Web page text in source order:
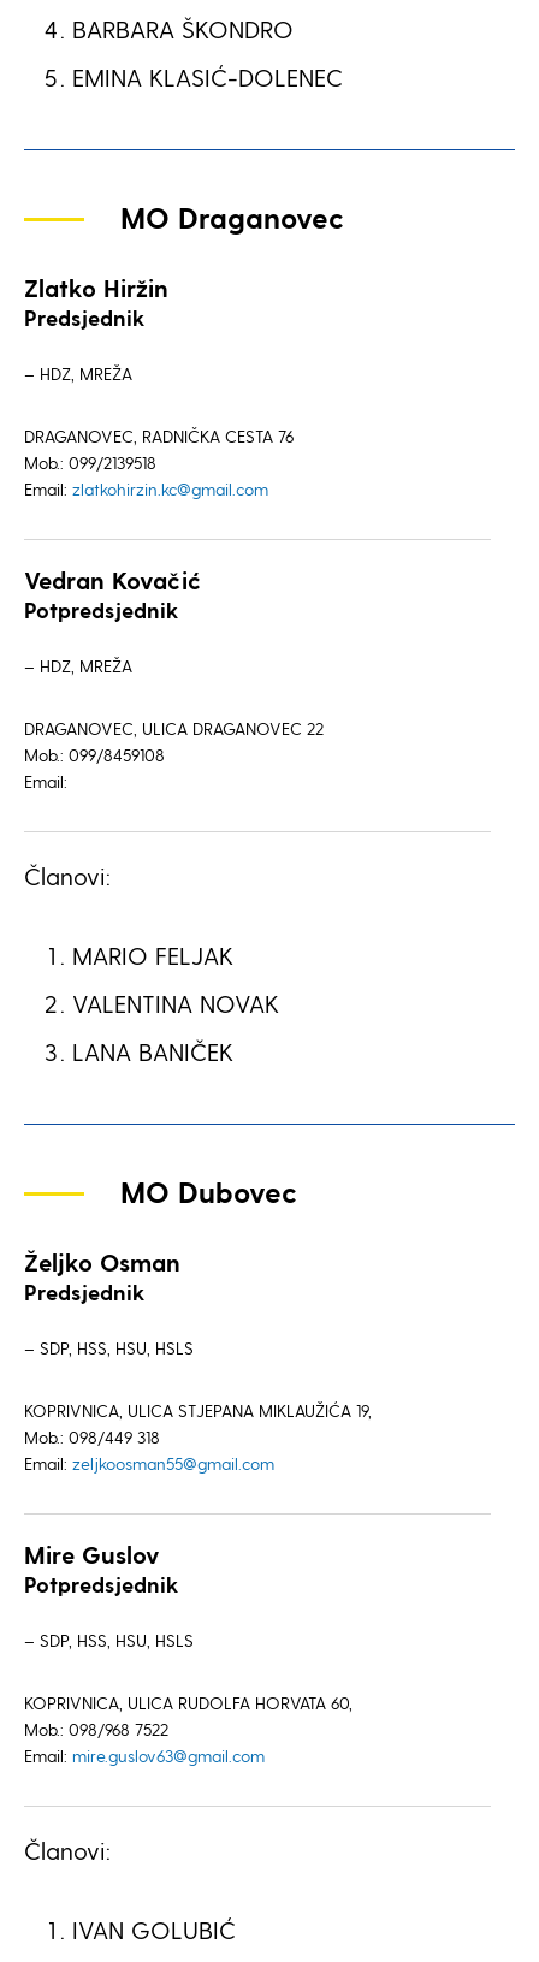
BARBARA ŠKONDRO
EMINA KLASIĆ-DOLENEC
MO Draganovec
Zlatko Hiržin
Predsjednik
– HDZ, MREŽA
DRAGANOVEC, RADNIČKA CESTA 76
Mob.: 099/2139518
Email: zlatkohirzin.kc@gmail.com
Vedran Kovačić
Potpredsjednik
– HDZ, MREŽA
DRAGANOVEC, ULICA DRAGANOVEC 22
Mob.: 099/8459108
Email:
Članovi:
MARIO FELJAK
VALENTINA NOVAK
LANA BANIČEK
MO Dubovec
Željko Osman
Predsjednik
– SDP, HSS, HSU, HSLS
KOPRIVNICA, ULICA STJEPANA MIKLAUŽIĆA 19,
Mob.: 098/449 318
Email: zeljkoosman55@gmail.com
Mire Guslov
Potpredsjednik
– SDP, HSS, HSU, HSLS
KOPRIVNICA, ULICA RUDOLFA HORVATA 60,
Mob.: 098/968 7522
Email: mire.guslov63@gmail.com
Članovi:
IVAN GOLUBIĆ